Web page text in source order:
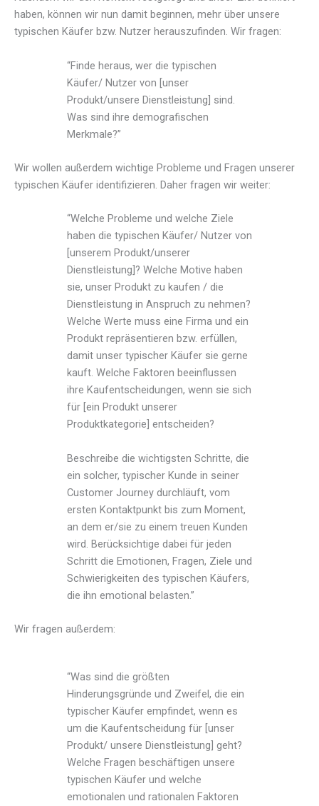
haben, können wir nun damit beginnen, mehr über unsere
typischen Käufer bzw. Nutzer herauszufinden. Wir fragen:
“Finde heraus, wer die typischen
Käufer/ Nutzer von [unser
Produkt/unsere Dienstleistung] sind.
Was sind ihre demografischen
Merkmale?”
Wir wollen außerdem wichtige Probleme und Fragen unserer
typischen Käufer identifizieren. Daher fragen wir weiter:
“Welche Probleme und welche Ziele
haben die typischen Käufer/ Nutzer von
[unserem Produkt/unserer
Dienstleistung]? Welche Motive haben
sie, unser Produkt zu kaufen / die
Dienstleistung in Anspruch zu nehmen?
Welche Werte muss eine Firma und ein
Produkt repräsentieren bzw. erfüllen,
damit unser typischer Käufer sie gerne
kauft. Welche Faktoren beeinflussen
ihre Kaufentscheidungen, wenn sie sich
für [ein Produkt unserer
Produktkategorie] entscheiden?
Beschreibe die wichtigsten Schritte, die
ein solcher, typischer Kunde in seiner
Customer Journey durchläuft, vom
ersten Kontaktpunkt bis zum Moment,
an dem er/sie zu einem treuen Kunden
wird. Berücksichtige dabei für jeden
Schritt die Emotionen, Fragen, Ziele und
Schwierigkeiten des typischen Käufers,
die ihn emotional belasten.”
Wir fragen außerdem:
“Was sind die größten
Hinderungsgründe und Zweifel, die ein
typischer Käufer empfindet, wenn es
um die Kaufentscheidung für [unser
Produkt/ unsere Dienstleistung] geht?
Welche Fragen beschäftigen unsere
typischen Käufer und welche
emotionalen und rationalen Faktoren